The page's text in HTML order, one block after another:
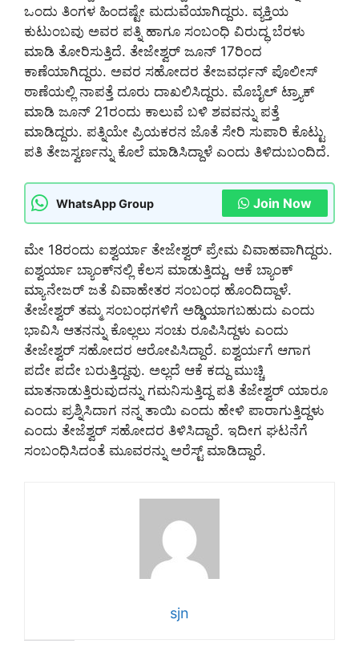
ಒಂದು ತಿಂಗಳ ಹಿಂದಷ್ಟೇ ಮದುವೆಯಾಗಿದ್ದರು. ವ್ಯಕ್ತಿಯ
ಕುಟುಂಬವು ಅವರ ಪತ್ನಿ ಹಾಗೂ ಸಂಬಂಧಿ ವಿರುದ್ಧ ಬೆರಳು
ಮಾಡಿ ತೋರಿಸುತ್ತಿದೆ. ತೇಜೇಶ್ವರ್ ಜೂನ್ 17ರಿಂದ
ಕಾಣೆಯಾಗಿದ್ದರು. ಅವರ ಸಹೋದರ ತೇಜವರ್ಧನ್ ಪೊಲೀಸ್
ಠಾಣೆಯಲ್ಲಿ ನಾಪತ್ತೆ ದೂರು ದಾಖಲಿಸಿದ್ದರು. ಮೊಬೈಲ್​ ಟ್ರ್ಯಾಕ್
ಮಾಡಿ ಜೂನ್ 21ರಂದು ಕಾಲುವೆ ಬಳಿ ಶವವನ್ನು ಪತ್ತೆ
ಮಾಡಿದ್ದರು. ಪತ್ನಿಯೇ ಪ್ರಿಯಕರನ ಜೊತೆ ಸೇರಿ ಸುಪಾರಿ ಕೊಟ್ಟು
ಪತಿ ತೇಜಸ್ವರ್ಣನ್ನು ಕೊಲೆ ಮಾಡಿಸಿದ್ದಾಳೆ ಎಂದು ತಿಳಿದುಬಂದಿದೆ.
WhatsApp Group Join Now
ಮೇ 18ರಂದು ಐಶ್ವರ್ಯಾ ತೇಜೇಶ್ವರ್ ಪ್ರೇಮ ವಿವಾಹವಾಗಿದ್ದರು.
ಐಶ್ವರ್ಯಾ ಬ್ಯಾಂಕ್​ನಲ್ಲಿ ಕೆಲಸ ಮಾಡುತ್ತಿದ್ದು, ಆಕೆ ಬ್ಯಾಂಕ್
ಮ್ಯಾನೇಜರ್​​ ಜತೆ ವಿವಾಹೇತರ ಸಂಬಂಧ ಹೊಂದಿದ್ದಾಳೆ.
ತೇಜೇಶ್ವರ್ ತಮ್ಮ ಸಂಬಂಧಗಳಿಗೆ ಅಡ್ಡಿಯಾಗಬಹುದು ಎಂದು
ಭಾವಿಸಿ ಆತನನ್ನು ಕೊಲ್ಲಲು ಸಂಚು ರೂಪಿಸಿದ್ದಳು ಎಂದು
ತೇಜೇಶ್ವರ್ ಸಹೋದರ ಆರೋಪಿಸಿದ್ದಾರೆ. ಐಶ್ವರ್ಯಗೆ ಆಗಾಗ
ಪದೇ ಪದೇ ಬರುತ್ತಿದ್ದವು. ಅಲ್ಲದೆ ಆಕೆ ಕದ್ದು ಮುಚ್ಚಿ
ಮಾತನಾಡುತ್ತಿರುವುದನ್ನು ಗಮನಿಸುತ್ತಿದ್ದ ಪತಿ ತೆಜೇಶ್ವರ್ ಯಾರೂ
ಎಂದು ಪ್ರಶ್ನಿಸಿದಾಗ ನನ್ನ ತಾಯಿ ಎಂದು ಹೇಳಿ ಪಾರಾಗುತ್ತಿದ್ದಳು
ಎಂದು ತೇಜೆಶ್ವರ್ ಸಹೋದರ ತಿಳಿಸಿದ್ದಾರೆ. ಇದೀಗ ಘಟನೆಗೆ
ಸಂಬಂಧಿಸಿದಂತೆ ಮೂವರನ್ನು ಅರೆಸ್ಟ್ ಮಾಡಿದ್ದಾರೆ.
sjn